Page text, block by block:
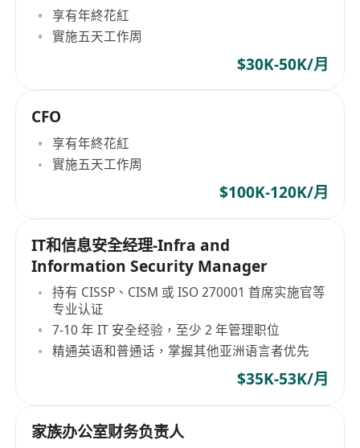
享有年終花紅
實施五天工作周
$30K-50K/月
CFO
享有年終花紅
實施五天工作周
$100K-120K/月
IT和信息安全经理-Infra and
Information Security Manager
持有 CISSP、CISM 或 ISO 270001 首席实施官等
专业认证
7-10 年 IT 安全经验，至少 2 年管理职位
精通英语和普通话，掌握其他亚洲语言者优先
$35K-53K/月
家族办公室财务负责人